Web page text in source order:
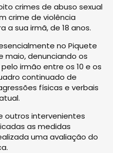
crimes de abuso sexual
crime de violência
sua irmã, de 18 anos.
no Piquete
maio, denunciando os
irmão entre os 10 e os
continuado de
físicas e verbais
outros intervenientes
as medidas
uma avaliação do